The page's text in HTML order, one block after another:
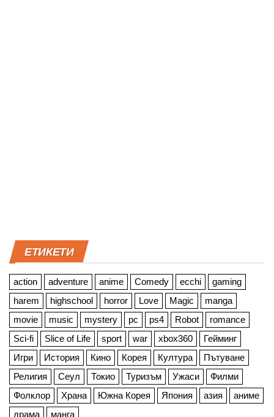
ЕТИКЕТИ
action adventure anime Comedy ecchi
gaming
harem
highschool horror Love Magic
manga
movie
music mystery pc ps4 Robot
romance
Sci-fi
Slice of Life sport war xbox360
Гейминг
Игри
История Кино Корея Култура
Пътуване
Религия
Сеул Токио Туризъм Ужаси
Филми
Фолклор
Храна Южна Корея Япония азия
аниме
драма
манга